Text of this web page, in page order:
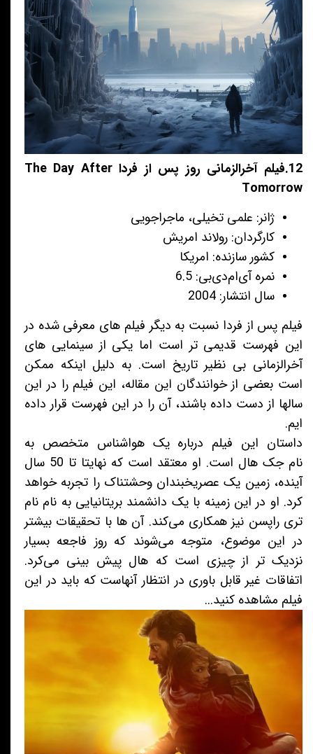
12.فیلم آخرالزمانی روز پس از فردا The Day After
Tomorrow
ژانر: علمی تخیلی، ماجراجویی
کارگردان: رولاند امریش
کشور سازنده: امریکا
نمره آی‌ام‌دی‌بی: 6.5
سال انتشار: 2004
فیلم پس از فردا نسبت به دیگر فیلم های معرفی شده در
این فهرست قدیمی تر است اما یکی از سینمایی های
آخرالزمانی بی نظیر تاریخ است. به دلیل اینکه ممکن
است بعضی از خوانندگان این مقاله، این فیلم را در این
سالها از دست داده باشند، آن را در این فهرست قرار داده
ایم.
داستان این فیلم درباره یک هواشناس متخصص به
نام جک هال است. او معتقد است که نهایتا تا 50 سال
آینده، زمین یک عصریخبندان وحشتناک را تجربه خواهد
کرد. او در این زمینه با یک دانشمند بریتانیایی به نام نام
تری راپسن نیز همکاری می‌کند. آن ها با تحقیقات بیشتر
در این موضوع، متوجه می‌شوند که روز فاجعه بسیار
نزدیک تر از چیزی است که هال پیش بینی می‌کرد.
اتفاقات غیر قابل باوری در انتظار آنهاست که باید در این
فیلم مشاهده کنید...